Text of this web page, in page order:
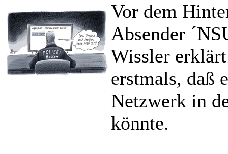
Vor dem
Absender
Wissler
erstmals, daß
Netzwerk in
könnte.